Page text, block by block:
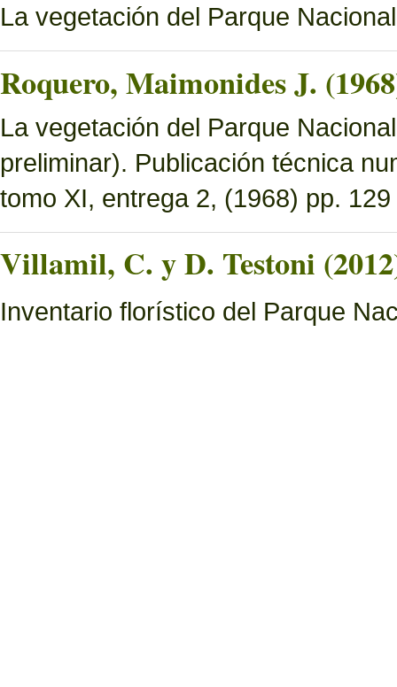
La vegetación del Parque
Roquero, Maimonides J.
La vegetación del Parque
preliminar). Publicación técnica
tomo XI, entrega 2, (1968) pp.
Villamil, C. y D. Testoni
Inventario florístico del Parque